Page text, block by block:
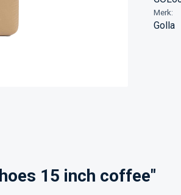
Merk:
Golla
15 inch coffee"